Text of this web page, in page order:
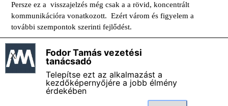
Persze ez a visszajelzés még csak a a rövid, koncentrált
kommunikációra vonatkozott. Ezért várom és figyelem a
további szempontok szerinti fejlődést.
Fodor Tamás vezetési tanácsadó - Impresszum
Általános szerződési és felhasználási feltételek
Adatkezelési szabályzat
Fodor Tamás vezetési
tanácsadó
Telepítse ezt az alkalmazást a
kezdőképernyőjére a jobb élmény
érdekében
X